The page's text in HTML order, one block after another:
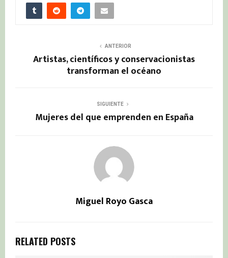
ANTERIOR
Artistas, científicos y conservacionistas
transforman el océano
SIGUIENTE
Mujeres del que emprenden en España
Miguel Royo Gasca
RELATED POSTS